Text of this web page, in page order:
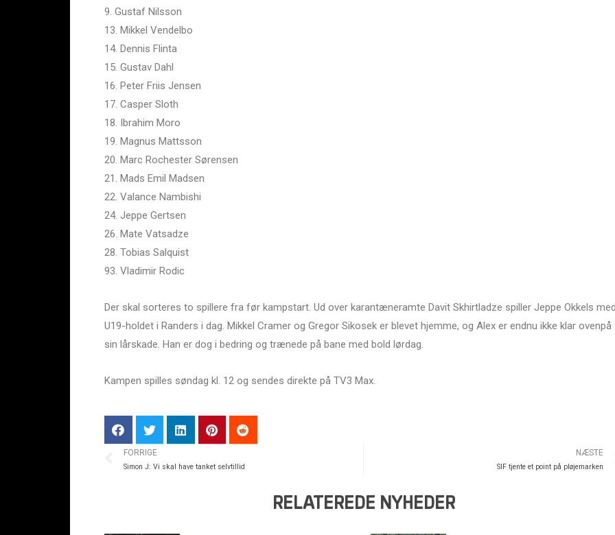
9. Gustaf Nilsson
13. Mikkel Vendelbo
14. Dennis Flinta
15. Gustav Dahl
16. Peter Friis Jensen
17. Casper Sloth
18. Ibrahim Moro
19. Magnus Mattsson
20. Marc Rochester Sørensen
21. Mads Emil Madsen
22. Valance Nambishi
24. Jeppe Gertsen
26. Mate Vatsadze
28. Tobias Salquist
93. Vladimir Rodic
Der skal sorteres to spillere fra før kampstart. Ud over karantæneramte Davit Skhirtladze spiller Jeppe Okkels
U19-holdet i Randers i dag. Mikkel Cramer og Gregor Sikosek er blevet hjemme, og Alex er endnu ikke klar ovenpå
sin lårskade. Han er dog i bedring og trænede på bane med bold lørdag.
Kampen spilles søndag kl. 12 og sendes direkte på TV3 Max.
FORRIGE
Simon J: Vi skal have tanket selvtillid
NÆSTE
SIF tjente et point på pløjemarken
RELATEREDE NYHEDER